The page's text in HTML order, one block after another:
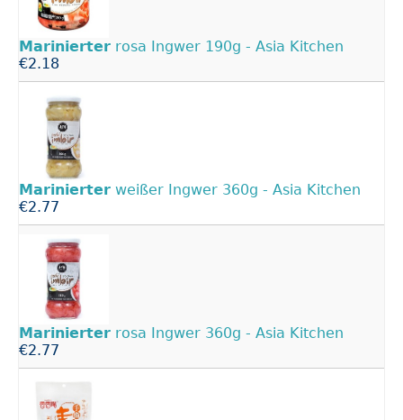
Marinierter rosa Ingwer 190g - Asia Kitchen
€2.18
Marinierter weißer Ingwer 360g - Asia Kitchen
€2.77
Marinierter rosa Ingwer 360g - Asia Kitchen
€2.77